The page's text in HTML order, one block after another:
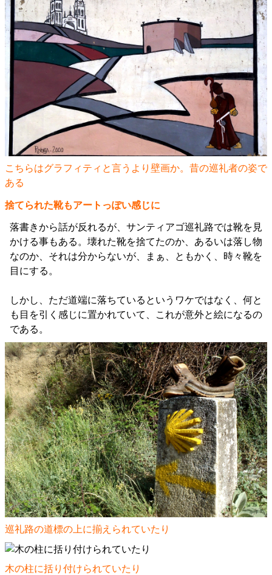
こちらはグラフィティと言うより壁画か。昔の巡礼者の姿で
ある
捨てられた靴もアートっぽい感じに
落書きから話が反れるが、サンティアゴ巡礼路では靴を見
かける事もある。壊れた靴を捨てたのか、あるいは落し物
なのか、それは分からないが、まぁ、ともかく、時々靴を
目にする。
しかし、ただ道端に落ちているというワケではなく、何と
も目を引く感じに置かれていて、これが意外と絵になるの
である。
巡礼路の道標の上に揃えられていたり
木の柱に括り付けられていたり